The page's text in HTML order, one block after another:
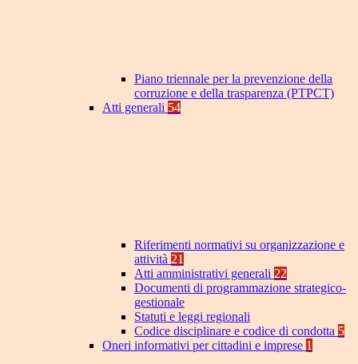
Piano triennale per la prevenzione della
corruzione e della trasparenza (PTPCT)
Atti generali 54
Riferimenti normativi su organizzazione e
attività 21
Atti amministrativi generali 22
Documenti di programmazione strategico-
gestionale
Statuti e leggi regionali
Codice disciplinare e codice di condotta 5
Oneri informativi per cittadini e imprese 1